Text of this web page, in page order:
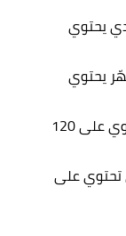
يحتوي
يحتوي
كوب من البقسماط الطري المطحون يحتوي على 120
على